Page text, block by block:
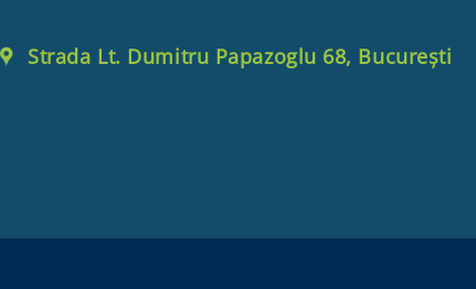
Strada Lt. Dumitru Papazoglu 68, București